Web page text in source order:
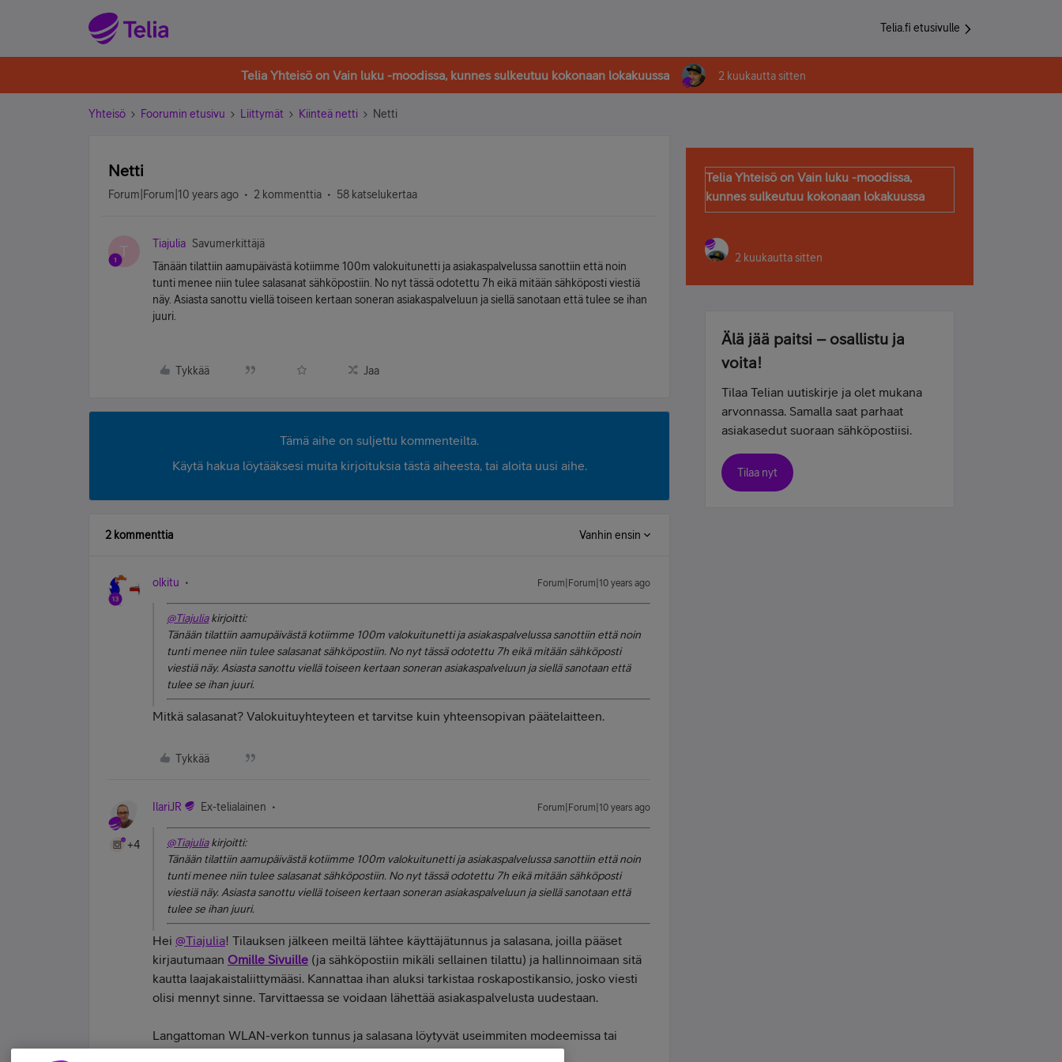
Telia.fi etusivulle
Telia Yhteisö on Vain luku -moodissa, kunnes sulkeutuu kokonaan lokakuussa 2 kuukautta sitten
Yhteisö Foorumin etusivu Liittymät Kiinteä netti Netti
Netti
Forum|Forum|10 years ago 2 kommenttia 58 katselukertaa
T Tiajulia Savumerkittäjä
Tänään tilattiin aamupäivästä kotiimme 100m valokuitunetti ja asiakaspalvelussa sanottiin että noin
tunti menee niin tulee salasanat sähköpostiin. No nyt tässä odotettu 7h eikä mitään sähköposti viestiä
näy. Asiasta sanottu viellä toiseen kertaan soneran asiakaspalveluun ja siellä sanotaan että tulee se ihan
juuri.
Tykkää Jaa
Tämä aihe on suljettu kommenteilta.
Käytä hakua löytääksesi muita kirjoituksia tästä aiheesta, tai aloita uusi aihe.
2 kommenttia Vanhin ensin
olkitu Forum|Forum|10 years ago
@Tiajuliakirjoitti:
Tänään tilattiin aamupäivästä kotiimme 100m valokuitunetti ja asiakaspalvelussa sanottiin että noin
tunti menee niin tulee salasanat sähköpostiin. No nyt tässä odotettu 7h eikä mitään sähköposti
viestiä näy. Asiasta sanottu viellä toiseen kertaan soneran asiakaspalveluun ja siellä sanotaan että
tulee se ihan juuri.
Mitkä salasanat? Valokuituyhteyteen et tarvitse kuin yhteensopivan päätelaitteen.
Tykkää
+4
IlariJR Ex-telialainen Forum|Forum|10 years ago
@Tiajuliakirjoitti:
Tänään tilattiin aamupäivästä kotiimme 100m valokuitunetti ja asiakaspalvelussa sanottiin että noin
tunti menee niin tulee salasanat sähköpostiin. No nyt tässä odotettu 7h eikä mitään sähköposti
viestiä näy. Asiasta sanottu viellä toiseen kertaan soneran asiakaspalveluun ja siellä sanotaan että
tulee se ihan juuri.
Hei @Tiajulia! Tilauksen jälkeen meiltä lähtee käyttäjätunnus ja salasana, joilla pääset
kirjautumaan Omille Sivuille (ja sähköpostiin mikäli sellainen tilattu) ja hallinnoimaan sitä
kautta laajakaistaliittymääsi. Kannattaa ihan aluksi tarkistaa roskapostikansio, josko viesti
olisi mennyt sinne. Tarvittaessa se voidaan lähettää asiakaspalvelusta uudestaan.
Langattoman WLAN-verkon tunnus ja salasana löytyvät useimmiten modeemissa tai
Telia Yhteisö on Vain luku -moodissa,
kunnes sulkeutuu kokonaan lokakuussa
2 kuukautta sitten
Älä jää paitsi – osallistu ja
voita!
Tilaa Telian uutiskirje ja olet mukana
arvonnassa. Samalla saat parhaat
asiakasedut suoraan sähköpostiisi.
Tilaa nyt